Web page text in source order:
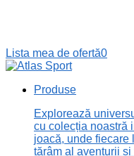
Lista mea de ofertă0
Produse
Explorează
cu colecția noastră
joacă, unde fiecare
tărâm al aventurii